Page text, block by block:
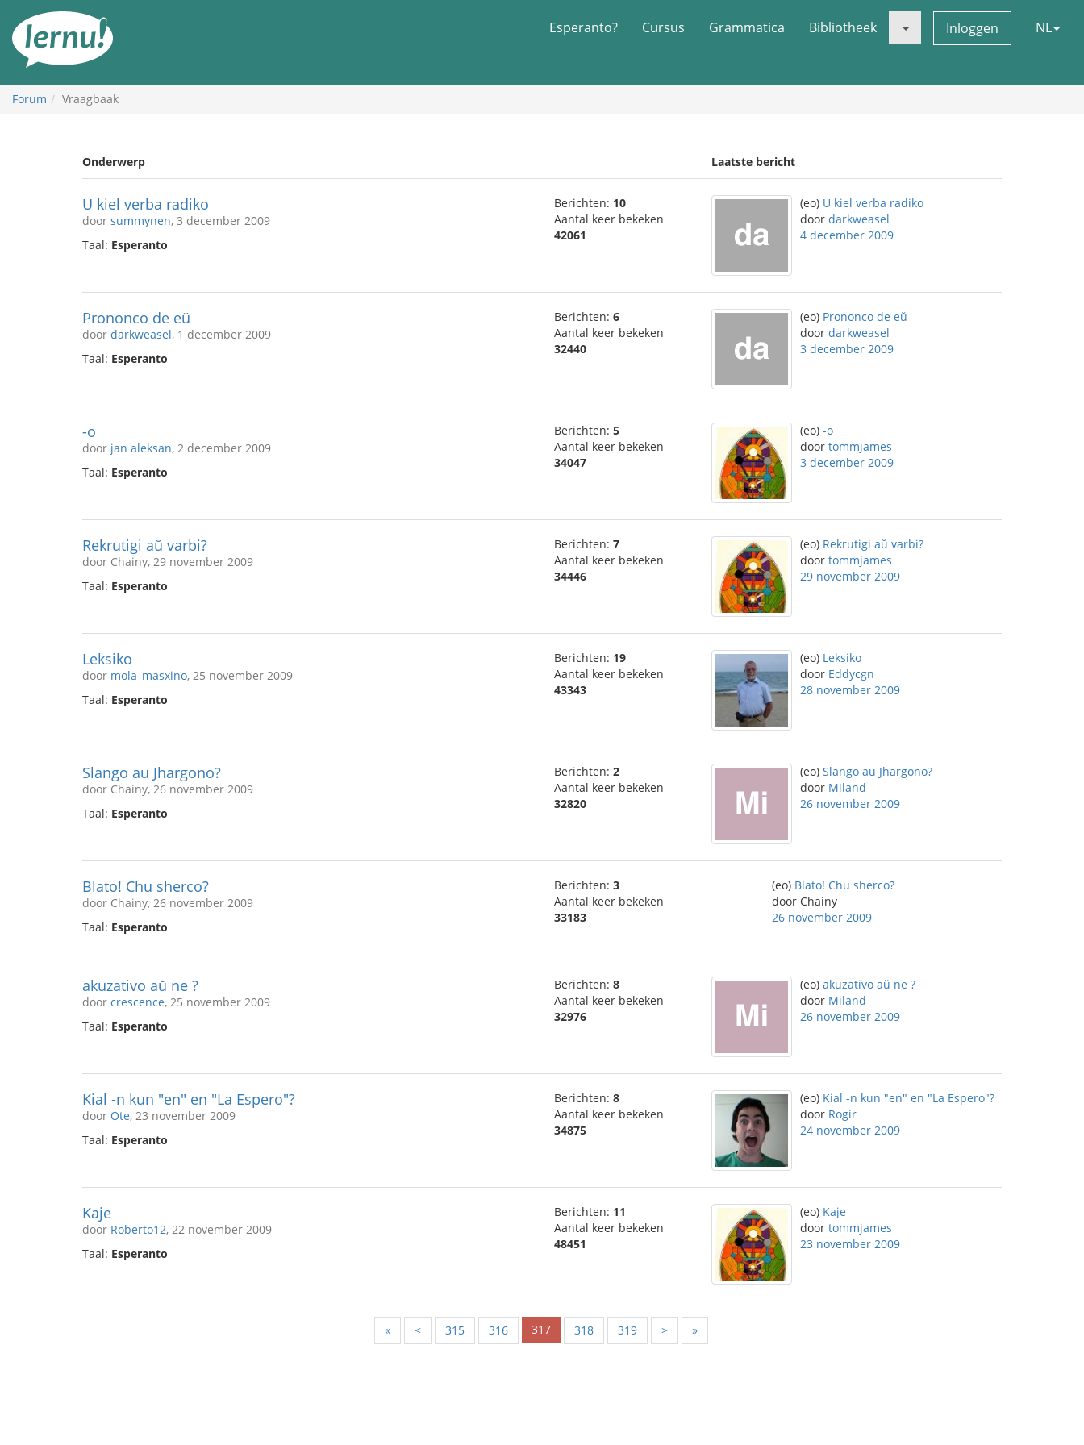
inhoud
Esperanto? Cursus Grammatica Bibliotheek Inloggen NL
Forum Vraagbaak
Onderwerp Laatste bericht
U kiel verba radiko
door summynen, 3 december 2009
Taal: Esperanto
Berichten: 10
Aantal keer bekeken
42061
(eo) U kiel verba radiko
door darkweasel
4 december 2009
Prononco de eŭ
door darkweasel, 1 december 2009
Taal: Esperanto
Berichten: 6
Aantal keer bekeken
32440
(eo) Prononco de eŭ
door darkweasel
3 december 2009
-o
door jan aleksan, 2 december 2009
Taal: Esperanto
Berichten: 5
Aantal keer bekeken
34047
(eo) -o
door tommjames
3 december 2009
Rekrutigi aŭ varbi?
door Chainy, 29 november 2009
Taal: Esperanto
Berichten: 7
Aantal keer bekeken
34446
(eo) Rekrutigi aŭ varbi?
door tommjames
29 november 2009
Leksiko
door mola_masxino, 25 november 2009
Taal: Esperanto
Berichten: 19
Aantal keer bekeken
43343
(eo) Leksiko
door Eddycgn
28 november 2009
Slango au Jhargono?
door Chainy, 26 november 2009
Taal: Esperanto
Berichten: 2
Aantal keer bekeken
32820
(eo) Slango au Jhargono?
door Miland
26 november 2009
Blato! Chu sherco?
door Chainy, 26 november 2009
Taal: Esperanto
Berichten: 3
Aantal keer bekeken
33183
(eo) Blato! Chu sherco?
door Chainy
26 november 2009
akuzativo aŭ ne ?
door crescence, 25 november 2009
Taal: Esperanto
Berichten: 8
Aantal keer bekeken
32976
(eo) akuzativo aŭ ne ?
door Miland
26 november 2009
Kial -n kun "en" en "La Espero"?
door Ote, 23 november 2009
Taal: Esperanto
Berichten: 8
Aantal keer bekeken
34875
(eo) Kial -n kun "en" en "La Espero"?
door Rogir
24 november 2009
Kaje
door Roberto12, 22 november 2009
Taal: Esperanto
Berichten: 11
Aantal keer bekeken
48451
(eo) Kaje
door tommjames
23 november 2009
« < 315 316 317 318 319 > »